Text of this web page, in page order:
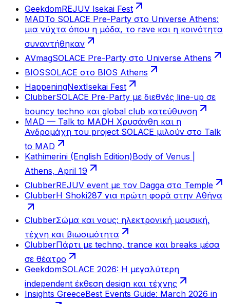
GeekdomREJUV Isekai Fest
MADΤο SOLACE Pre-Party στο Universe Athens:
μια νύχτα όπου η μόδα, το rave και η κοινότητα
συναντήθηκαν
AVmagSOLACE Pre-Party στο Universe Athens
BIOSSOLACE στο BIOS Athens
HappeningNextIsekai Fest
ClubberSOLACE Pre-Party με διεθνές line-up σε
bouncy techno και global club κατεύθυνση
MAD — Talk to MADΗ Χρυσάνθη και η
Ανδρομάχη του project SOLACE μιλούν στο Talk
to MAD
Kathimerini (English Edition)Body of Venus |
Athens, April 19
ClubberREJUV event με τον Dagga στο Temple
ClubberΗ Shoki287 για πρώτη φορά στην Αθήνα
ClubberΣώμα και νους: ηλεκτρονική μουσική,
τέχνη και βιωσιμότητα
ClubberΠάρτι με techno, trance και breaks μέσα
σε θέατρο
GeekdomSOLACE 2026: Η μεγαλύτερη
independent έκθεση design και τέχνης
Insights GreeceBest Events Guide: March 2026 in